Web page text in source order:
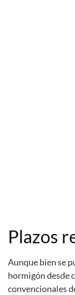
Plazos
Aunque bien se
hormigón desde
convencionales